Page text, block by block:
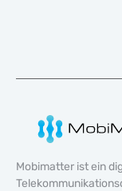
Mobimatter ist ein